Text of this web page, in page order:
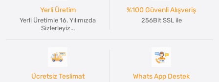
Yerli Üretim
Yerli Üretimle 16. Yılımızda
Sizlerleyiz...
%100 Güvenli Alışveriş
256Bit SSL ile
Ücretsiz Teslimat Whats App Destek